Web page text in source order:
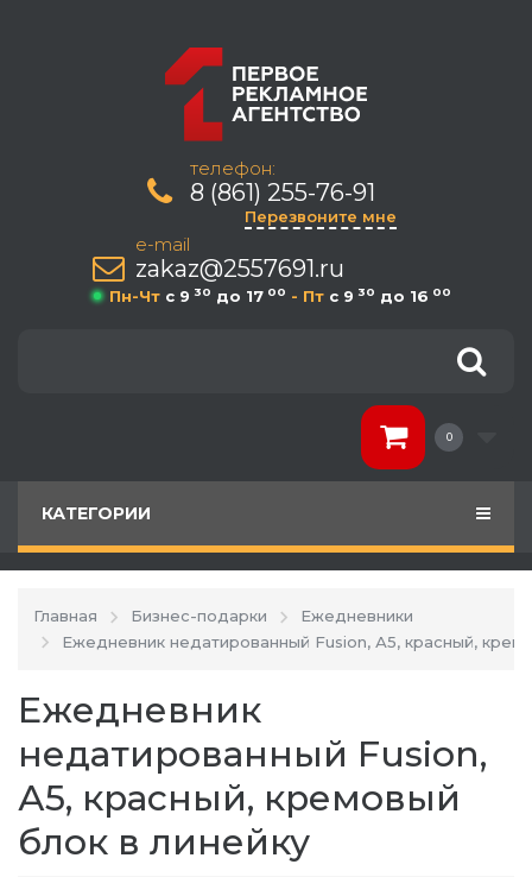
телефон:
8 (861) 255-76-91
Перезвоните мне
e-mail
zakaz@2557691.ru
Пн-Чт c 9 30 до 17 00 - Пт c 9 30 до 16 00
0
КАТЕГОРИИ
Главная Бизнес-подарки
Ежедневники
Ежедневник недатированный Fusion, А5, красный,
Ежедневник
недатированный Fusion,
А5, красный, кремовый
блок в линейку